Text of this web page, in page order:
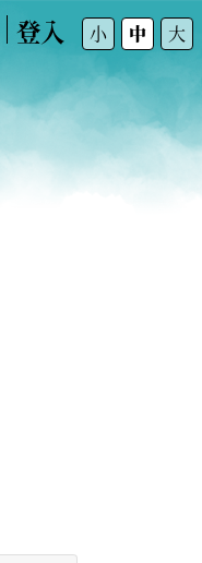
登入 小 中 大